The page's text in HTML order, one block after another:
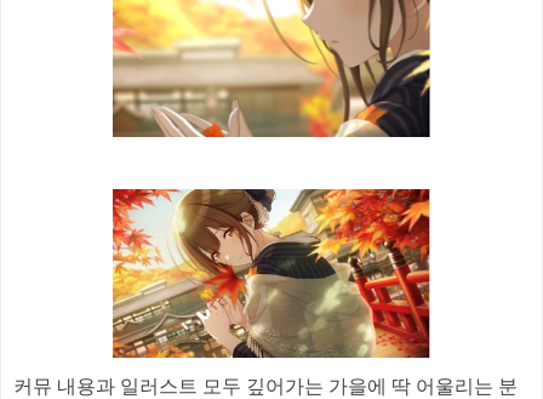
커뮤 내용과 일러스트 모두 깊어가는 가을에 딱 어울리는 분